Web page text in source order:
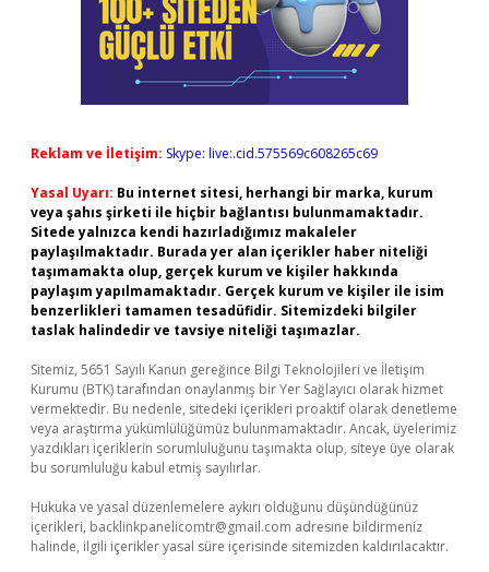
Reklam ve İletişim: Skype: live:.cid.575569c608265c69
Yasal Uyarı: Bu internet sitesi, herhangi bir marka, kurum
veya şahıs şirketi ile hiçbir bağlantısı bulunmamaktadır.
Sitede yalnızca kendi hazırladığımız makaleler
paylaşılmaktadır. Burada yer alan içerikler haber niteliği
taşımamakta olup, gerçek kurum ve kişiler hakkında
paylaşım yapılmamaktadır. Gerçek kurum ve kişiler ile isim
benzerlikleri tamamen tesadüfidir. Sitemizdeki bilgiler
taslak halindedir ve tavsiye niteliği taşımazlar.
Sitemiz, 5651 Sayılı Kanun gereğince Bilgi Teknolojileri ve İletişim
Kurumu (BTK) tarafından onaylanmış bir Yer Sağlayıcı olarak hizmet
vermektedir. Bu nedenle, sitedeki içerikleri proaktif olarak denetleme
veya araştırma yükümlülüğümüz bulunmamaktadır. Ancak, üyelerimiz
yazdıkları içeriklerin sorumluluğunu taşımakta olup, siteye üye olarak
bu sorumluluğu kabul etmiş sayılırlar.
Hukuka ve yasal düzenlemelere aykırı olduğunu düşündüğünüz
içerikleri, backlinkpanelicomtr@gmail.com adresine bildirmeniz
halinde, ilgili içerikler yasal süre içerisinde sitemizden kaldırılacaktır.